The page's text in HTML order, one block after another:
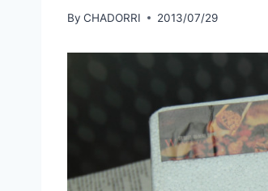
By CHADORRI 2013/07/29